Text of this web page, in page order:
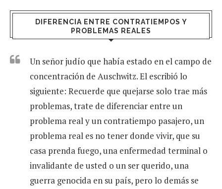
DIFERENCIA ENTRE CONTRATIEMPOS Y
PROBLEMAS REALES
Un señor judío que había estado en el campo de
concentración de Auschwitz. El escribió lo
siguiente: Recuerde que quejarse solo trae más
problemas, trate de diferenciar entre un
problema real y un contratiempo pasajero, un
problema real es no tener donde vivir, que su
casa prenda fuego, una enfermedad terminal o
invalidante de usted o un ser querido, una
guerra genocida en su país, pero lo demás se